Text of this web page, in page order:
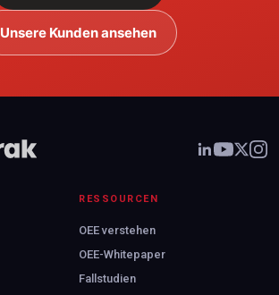
Unsere Kunden ansehen
RESSOURCEN
OEE verstehen
OEE-Whitepaper
Fallstudien